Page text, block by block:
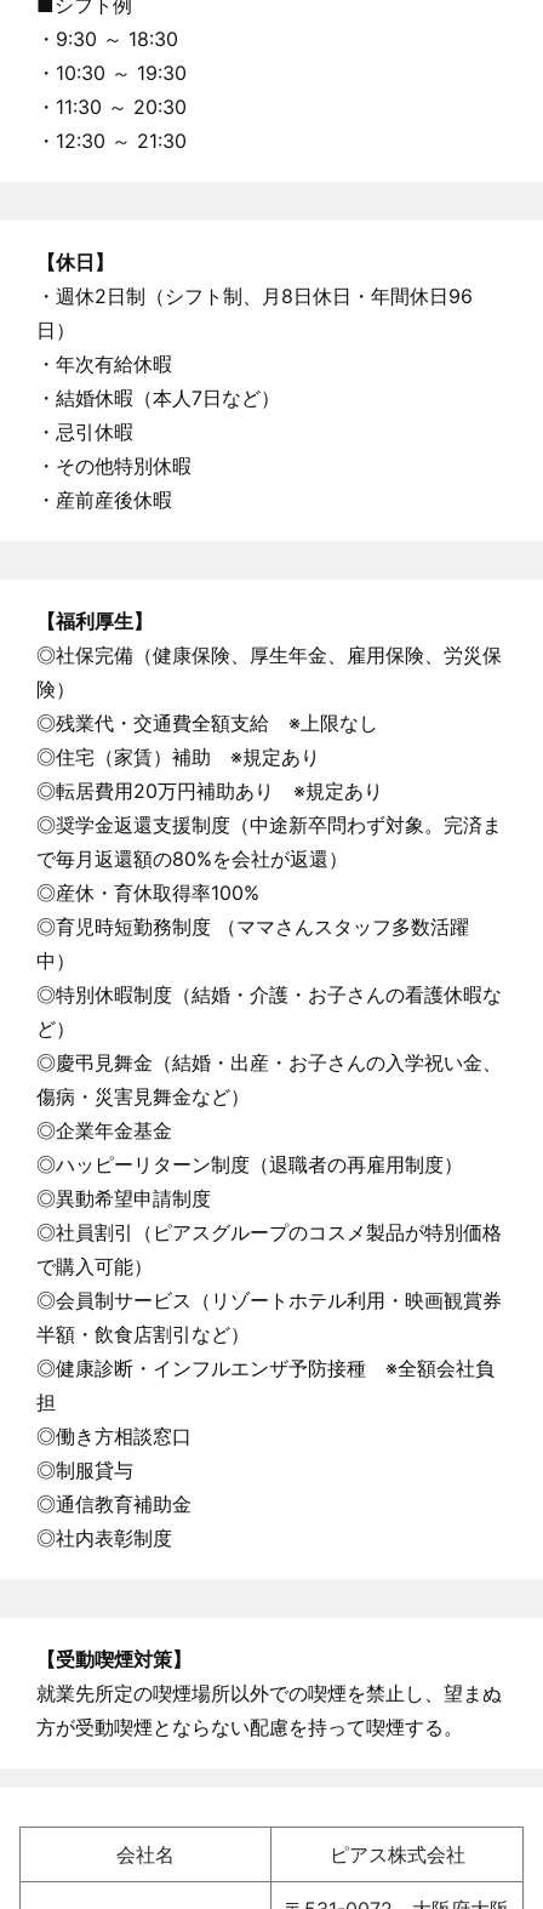
・9:30 ～ 18:30
・10:30 ～ 19:30
・11:30 ～ 20:30
・12:30 ～ 21:30
【休日】
・週休2日制（シフト制、月8日休日・年間休日96
日）
・年次有給休暇
・結婚休暇（本人7日など）
・忌引休暇
・その他特別休暇
・産前産後休暇
【福利厚生】
◎社保完備（健康保険、厚生年金、雇用保険、労災保
険）
◎残業代・交通費全額支給 ※上限なし
◎住宅（家賃）補助 ※規定あり
◎転居費用20万円補助あり ※規定あり
◎奨学金返還支援制度（中途新卒問わず対象。完済ま
で毎月返還額の80%を会社が返還）
◎産休・育休取得率100%
◎育児時短勤務制度 （ママさんスタッフ多数活躍
中）
◎特別休暇制度（結婚・介護・お子さんの看護休暇な
ど）
◎慶弔見舞金（結婚・出産・お子さんの入学祝い金、
傷病・災害見舞金など）
◎企業年金基金
◎ハッピーリターン制度（退職者の再雇用制度）
◎異動希望申請制度
◎社員割引（ピアスグループのコスメ製品が特別価格
で購入可能）
◎会員制サービス（リゾートホテル利用・映画観賞券
半額・飲食店割引など）
◎健康診断・インフルエンザ予防接種 ※全額会社負
担
◎働き方相談窓口
◎制服貸与
◎通信教育補助金
◎社内表彰制度
【受動喫煙対策】
就業先所定の喫煙場所以外での喫煙を禁止し、望まぬ
方が受動喫煙とならない配慮を持って喫煙する。
会社名 ピアス株式会社